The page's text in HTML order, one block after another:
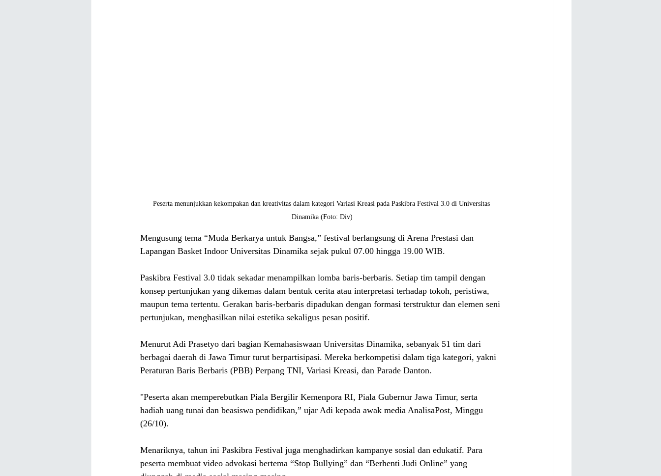
Peserta menunjukkan kekompakan dan kreativitas dalam kategori Variasi Kreasi pada Paskibra Festival 3.0 di Universitas
Dinamika (Foto: Div)
Mengusung tema “Muda Berkarya untuk Bangsa,” festival berlangsung di Arena Prestasi dan
Lapangan Basket Indoor Universitas Dinamika sejak pukul 07.00 hingga 19.00 WIB.
Paskibra Festival 3.0 tidak sekadar menampilkan lomba baris-berbaris. Setiap tim tampil dengan
konsep pertunjukan yang dikemas dalam bentuk cerita atau interpretasi terhadap tokoh, peristiwa,
maupun tema tertentu. Gerakan baris-berbaris dipadukan dengan formasi terstruktur dan elemen seni
pertunjukan, menghasilkan nilai estetika sekaligus pesan positif.
Menurut Adi Prasetyo dari bagian Kemahasiswaan Universitas Dinamika, sebanyak 51 tim dari
berbagai daerah di Jawa Timur turut berpartisipasi. Mereka berkompetisi dalam tiga kategori, yakni
Peraturan Baris Berbaris (PBB) Perpang TNI, Variasi Kreasi, dan Parade Danton.
"Peserta akan memperebutkan Piala Bergilir Kemenpora RI, Piala Gubernur Jawa Timur, serta
hadiah uang tunai dan beasiswa pendidikan,” ujar Adi kepada awak media AnalisaPost, Minggu
(26/10).
Menariknya, tahun ini Paskibra Festival juga menghadirkan kampanye sosial dan edukatif. Para
peserta membuat video advokasi bertema “Stop Bullying” dan “Berhenti Judi Online” yang